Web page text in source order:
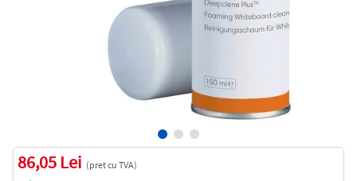
86,05 Lei (pret cu TVA)